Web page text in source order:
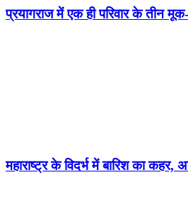
प्रयागराज में एक ही परिवार के तीन मूक-
महाराष्ट्र के विदर्भ में बारिश का कहर,